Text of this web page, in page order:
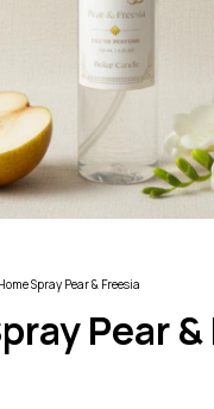
Spray Pear & Freesia
Pear